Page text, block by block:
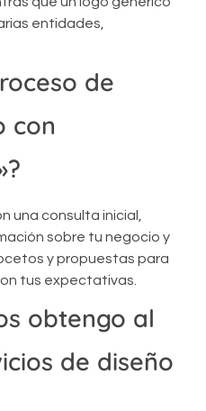
entidades,
de
con
una consulta inicial,
sobre tu negocio y
y propuestas para
tus expectativas.
obtengo al
de diseño